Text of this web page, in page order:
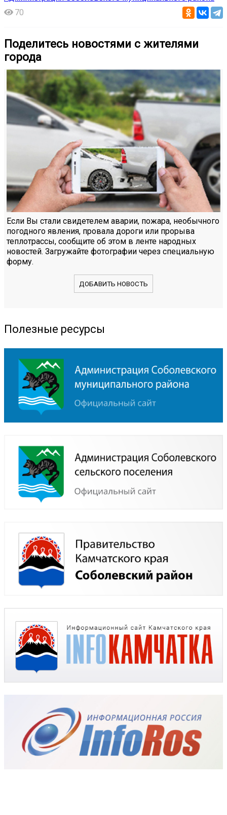
70
Поделитесь новостями с жителями
города
Если Вы стали свидетелем аварии, пожара, необычного
погодного явления, провала дороги или прорыва
теплотрассы, сообщите об этом в ленте народных
новостей. Загружайте фотографии через специальную
форму.
ДОБАВИТЬ НОВОСТЬ
Полезные ресурсы